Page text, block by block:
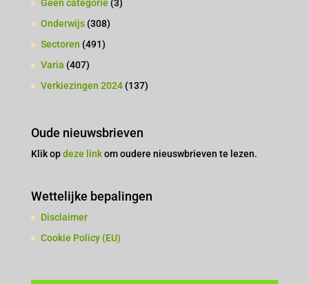
Geen categorie (3)
Onderwijs(308)
Sectoren (491)
Varia (407)
Verkiezingen 2024(137)
Oude nieuwsbrieven
Klik opdeze linkom oudere nieuswbrieven te lezen.
Wettelijke bepalingen
Disclaimer
Cookie Policy (EU)